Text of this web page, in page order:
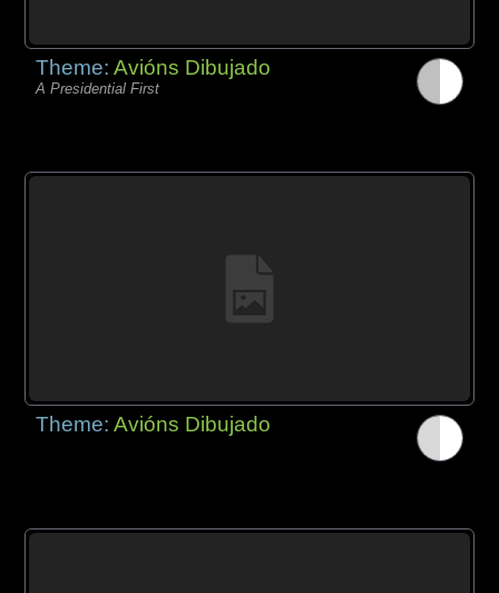
Theme:Avións Dibujado
A Presidential First
Theme:Avións Dibujado